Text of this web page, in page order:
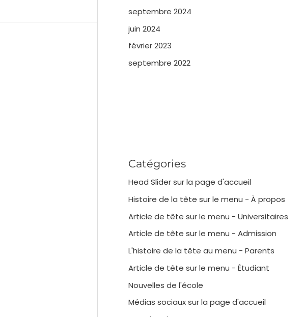
septembre 2024
juin 2024
février 2023
septembre 2022
Catégories
Head Slider sur la page d'accueil
Histoire de la tête sur le menu - À propos
Article de tête sur le menu - Universitaires
Article de tête sur le menu - Admission
L'histoire de la tête au menu - Parents
Article de tête sur le menu - Étudiant
Nouvelles de l'école
Médias sociaux sur la page d'accueil